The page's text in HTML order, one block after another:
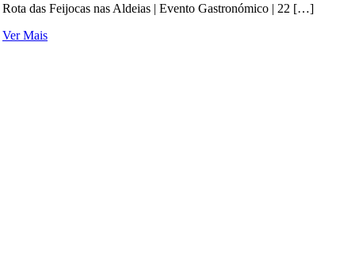
Rota das Feijocas nas Aldeias | Evento Gastronómico | 22 […]
Ver Mais